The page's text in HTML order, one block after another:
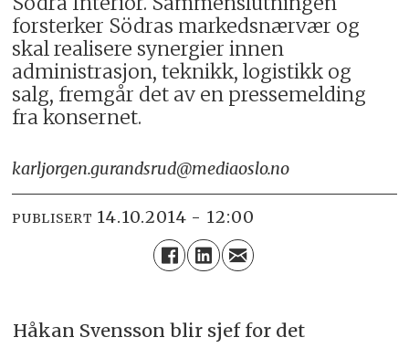
forsterker Södras markedsnærvær og
skal realisere synergier innen
administrasjon, teknikk, logistikk og
salg, fremgår det av en pressemelding
fra konsernet.
karljorgen.gurandsrud@mediaoslo.no
PUBLISERT 14.10.2014 - 12:00
Håkan Svensson blir sjef for det